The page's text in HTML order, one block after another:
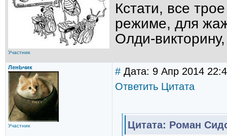
Участник
Кстати, все
режиме, для
Олди-
ЛенЬчик
Участник
# Дата: 9 Апр 2014
Ответить Цитата
Цитата: Роман